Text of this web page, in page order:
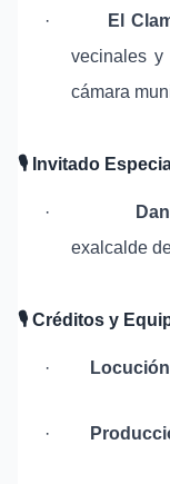
· El
vecinales
cámara
🎙 Invitado
·
exalcalde
🎙 Créditos y
·
·